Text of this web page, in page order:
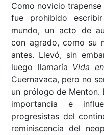
Como novicio trapense
fue prohibido
mundo, un acto de
con agrado, como su
antes. Llevó, sin
luego llamaría Vida
Cuernavaca, pero no
un prólogo de Menton.
importancia e
progresistas del
reminiscencia del